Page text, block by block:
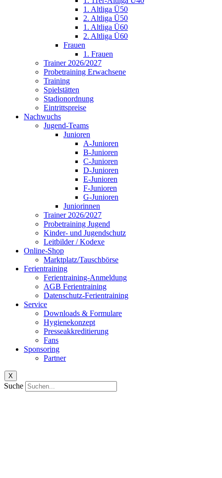
1. Altliga Ü50
2. Altliga Ü50
1. Altliga Ü60
2. Altliga Ü60
Frauen
1. Frauen
Trainer 2026/2027
Probetraining Erwachsene
Training
Spielstätten
Stadionordnung
Eintrittspreise
Nachwuchs
Jugend-Teams
Junioren
A-Junioren
B-Junioren
C-Junioren
D-Junioren
E-Junioren
F-Junioren
G-Junioren
Juniorinnen
Trainer 2026/2027
Probetraining Jugend
Kinder- und Jugendschutz
Leitbilder / Kodexe
Online-Shop
Marktplatz/Tauschbörse
Ferientraining
Ferientraining-Anmeldung
AGB Ferientraining
Datenschutz-Ferientraining
Service
Downloads & Formulare
Hygienekonzept
Presseakkreditierung
Fans
Sponsoring
Partner
X
Suche